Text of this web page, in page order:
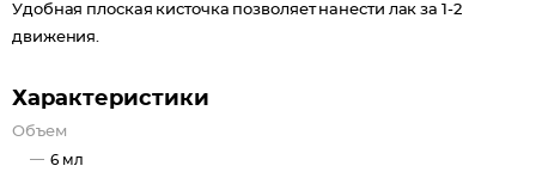
Удобная плоская кисточка позволяет нанести лак за 1-2
движения.
Характеристики
Объем
6 мл